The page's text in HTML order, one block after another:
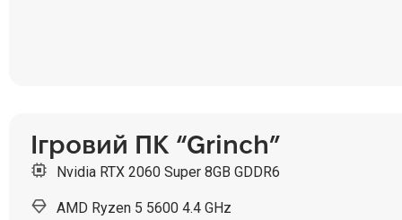
Ігровий ПК “Grinch”
Nvidia RTX 2060 Super 8GB GDDR6
AMD Ryzen 5 5600 4.4 GHz